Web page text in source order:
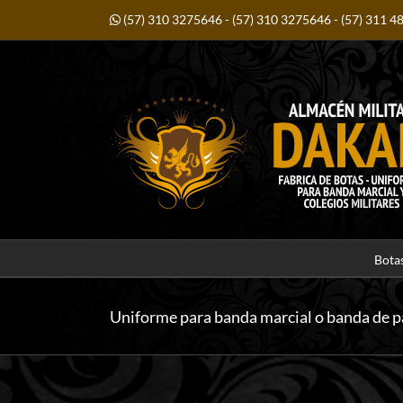
(57) 310 3275646- (57) 310 3275646- (57) 311
Uniforme para banda marcial o banda de